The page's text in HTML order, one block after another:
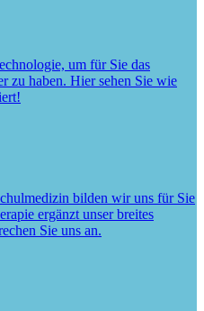
um für Sie das
zu haben. Hier sehen Sie wie
bilden wir uns für Sie
ergänzt unser breites
Sie uns an.